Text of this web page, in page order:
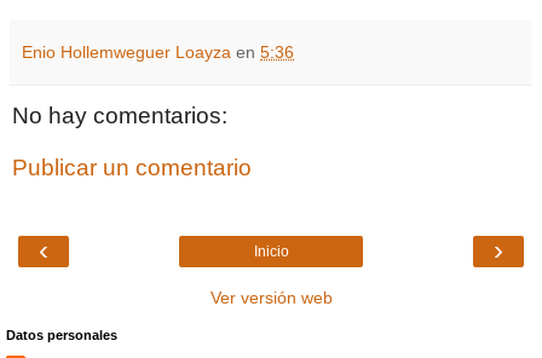
Enio Hollemweguer Loayza en 5:36
No hay comentarios:
Publicar un comentario
‹ ›
Inicio
Ver versión web
Datos personales